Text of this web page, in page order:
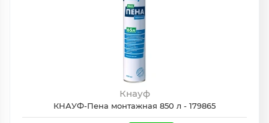
Кнауф
КНАУФ-Пена монтажная 850 л - 179865